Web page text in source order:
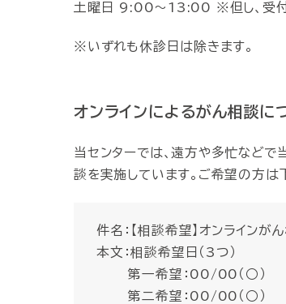
土曜日 9:00～13:00 ※但し、受
いずれも休診日は除きます。
オンラインによるがん相談に
当センターでは、遠方や多忙などで
談を実施しています。ご希望の方は
件名：【相談希望】オンラインが
本文：相談希望日（3つ）
第一希望：00/00（○）
第二希望：00/00（○）